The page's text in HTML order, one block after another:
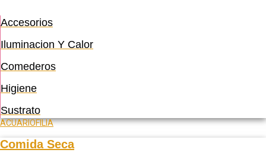
Accesorios
Iluminacion Y Calor
Comederos
Higiene
Sustrato
ACUARIOFILIA
Comida Seca